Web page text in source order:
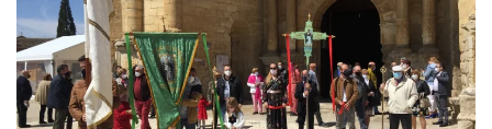
Ver imagen